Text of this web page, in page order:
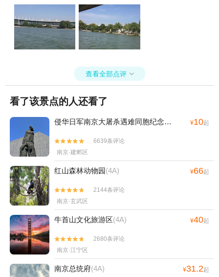
子山休闲旅游区+厚塘汤泉+南京欢乐谷+汤山一
品温泉+南京弘海温泉+南京魔都温泉+汤山欢乐
水世界+南京汤山紫清湖旅游度假区熊猫馆+汤山
涵田·臻温泉+侵华日军向新四军投降处旧址+南
汗蒸温泉会馆+南京幻境世界+明孝陵博物馆+炮
炮兵探险学院(玄武湖店)+南京国防园+雨花石地
质公园+汤山温泉+金牛湖尾波冲浪基地+南京城
墙博物馆+达摩殿+汤山竹野丛林ATV越野野骑基
地+未来动物城（南京玄武湖店）+侵华日军向新
四军投降处旧址+夫子庙雨花石博物馆+高淳陶瓷
博物馆+玄武湖游船(阳光码头)+大自然邮局栖霞
山森林营地+天生桥+灵谷寺+雨花剧院+南京银
杏湖+夫子庙喜剧汇+汤山温泉房车露营地1日游
查看全部点评


南京·建邺区


南京·玄武区


南京·江宁区